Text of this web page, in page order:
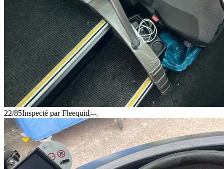
22/85Inspecté par Fleequid